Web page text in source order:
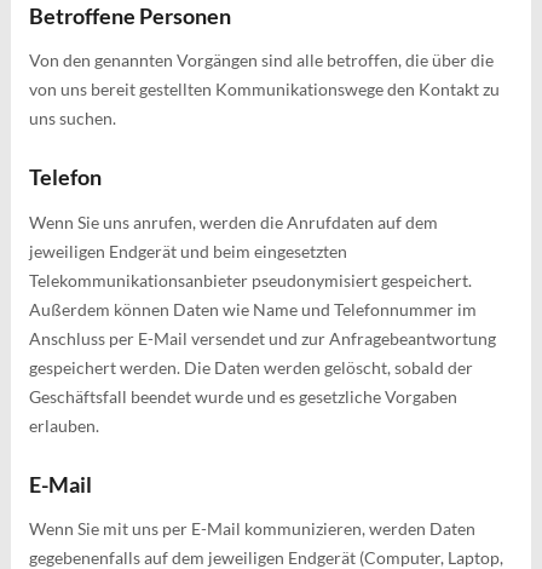
Betroffene Personen
Von den genannten Vorgängen sind alle betroffen, die über die
von uns bereit gestellten Kommunikationswege den Kontakt zu
uns suchen.
Telefon
Wenn Sie uns anrufen, werden die Anrufdaten auf dem
jeweiligen Endgerät und beim eingesetzten
Telekommunikationsanbieter pseudonymisiert gespeichert.
Außerdem können Daten wie Name und Telefonnummer im
Anschluss per E-Mail versendet und zur Anfragebeantwortung
gespeichert werden. Die Daten werden gelöscht, sobald der
Geschäftsfall beendet wurde und es gesetzliche Vorgaben
erlauben.
E-Mail
Wenn Sie mit uns per E-Mail kommunizieren, werden Daten
gegebenenfalls auf dem jeweiligen Endgerät (Computer, Laptop,